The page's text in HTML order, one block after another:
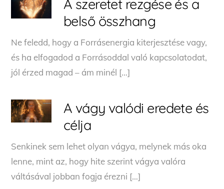
A szeretet rezgése és a
belső összhang
Ne feledd, hogy a Forrásenergia kiterjesztése vagy,
és ha elfogadod a Forrásoddal való kapcsolatodat,
jól érzed magad – ám minél […]
A vágy valódi eredete és
célja
Senkinek sem lehet olyan vágya, melynek más oka
lenne, mint az, hogy hite szerint vágya valóra
váltásával jobban fogja érezni […]